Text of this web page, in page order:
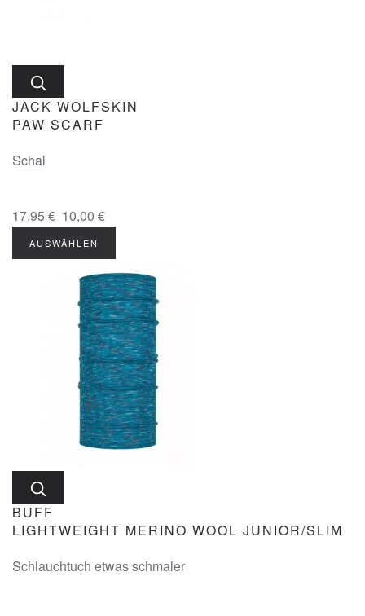
JACK WOLFSKIN
PAW SCARF
Schal
17,95 € 10,00 €
AUSWÄHLEN
BUFF
LIGHTWEIGHT MERINO WOOL JUNIOR/SLIM
Schlauchtuch etwas schmaler